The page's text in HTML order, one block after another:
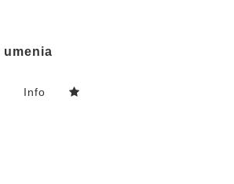
umenia
Info